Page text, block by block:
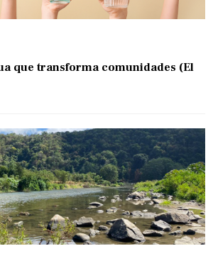
que transforma comunidades (El